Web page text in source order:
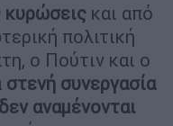
κυρώσεις και από
πολιτική
ο Πούτιν και ο
στενή συνεργασία
δεν αναμένονται